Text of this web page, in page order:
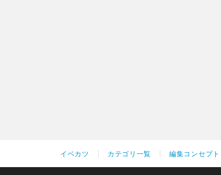
イベカツ カテゴリ一覧 編集コンセプト